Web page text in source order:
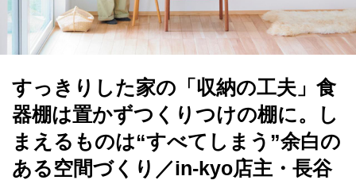
すっきりした家の「収納の工夫」食
器棚は置かずつくりつけの棚に。し
まえるものは“すべてしまう”余白の
ある空間づくり／in-kyo店主・長谷